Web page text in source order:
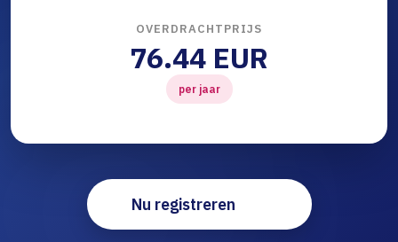
OVERDRACHTPRIJS
76.44 EUR
per jaar
Nu registreren